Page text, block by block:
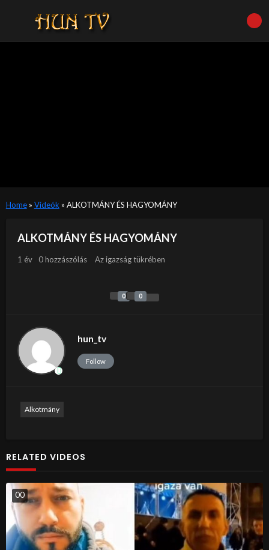
Home» Videók » ALKOTMÁNY ÉS HAGYOMÁNY
ALKOTMÁNY ÉS HAGYOMÁNY
1 év 0 hozzászólás Az igazság tükrében
0 0
hun_tv
Follow
Alkotmány
RELATED VIDEOS
00